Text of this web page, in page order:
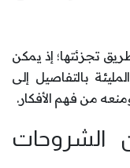
تجزئتها؛ إذ يمكن
بالتفاصيل إلى
من فهم الأفكار.
الشروحات